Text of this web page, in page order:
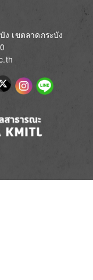
ง เขตลาดกระบัง
ImageImage